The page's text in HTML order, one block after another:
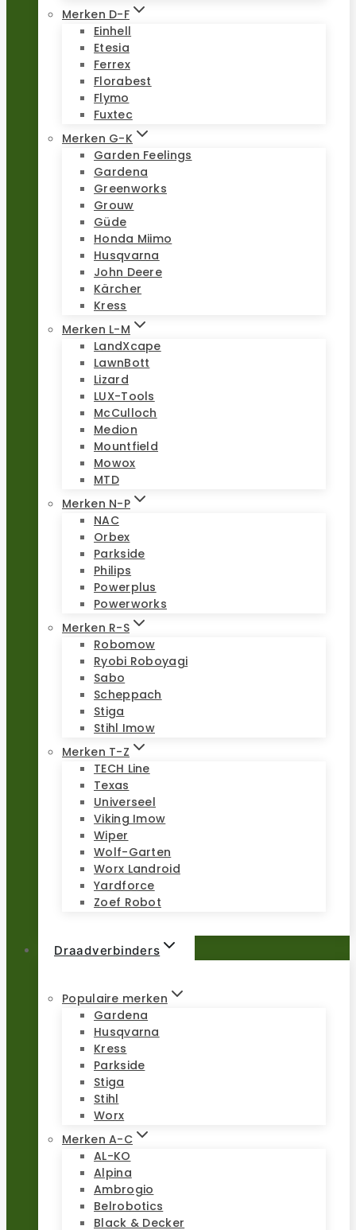
Merken D-F
Einhell
Etesia
Ferrex
Florabest
Flymo
Fuxtec
Merken G-K
Garden Feelings
Gardena
Greenworks
Grouw
Güde
Honda Miimo
Husqvarna
John Deere
Kärcher
Kress
Merken L-M
LandXcape
LawnBott
Lizard
LUX-Tools
McCulloch
Medion
Mountfield
Mowox
MTD
Merken N-P
NAC
Orbex
Parkside
Philips
Powerplus
Powerworks
Merken R-S
Robomow
Ryobi Roboyagi
Sabo
Scheppach
Stiga
Stihl Imow
Merken T-Z
TECH Line
Texas
Universeel
Viking Imow
Wiper
Wolf-Garten
Worx Landroid
Yardforce
Zoef Robot
Draadverbinders
Populaire merken
Gardena
Husqvarna
Kress
Parkside
Stiga
Stihl
Worx
Merken A-C
AL-KO
Alpina
Ambrogio
Belrobotics
Black & Decker